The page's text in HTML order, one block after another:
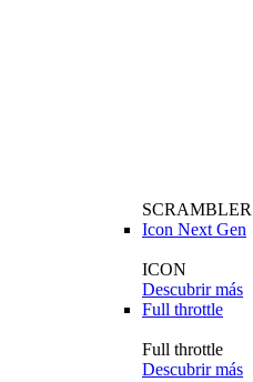
SCRAMBLER
Icon Next Gen
ICON
Descubrir más
Full throttle
Full throttle
Descubrir más